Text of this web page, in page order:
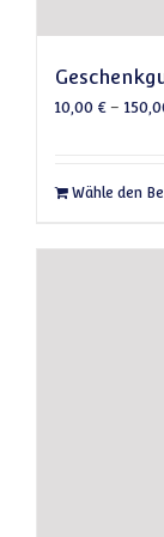
10,00 €–
Wähle den